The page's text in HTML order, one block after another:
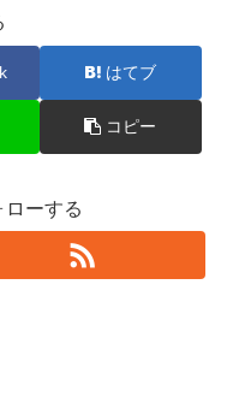
はてブ
コピー
ーする